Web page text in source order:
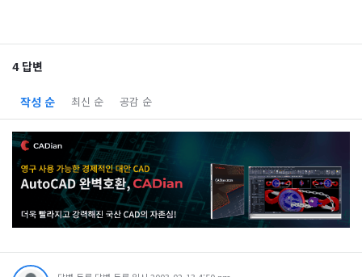
4 답변
작성 순 최신 순 공감 순